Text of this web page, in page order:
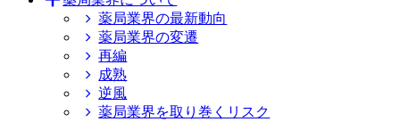
薬局業界の最新動向
薬局業界の変遷
再編
成熟
逆風
薬局業界を取り巻くリスク